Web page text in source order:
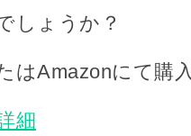
しょうか？
はAmazonにて購
細